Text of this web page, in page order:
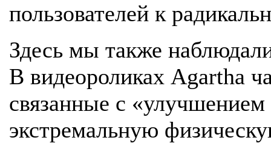
пользователей к
Здесь мы также
В видеороликах Agartha
связанные с
экстремальную